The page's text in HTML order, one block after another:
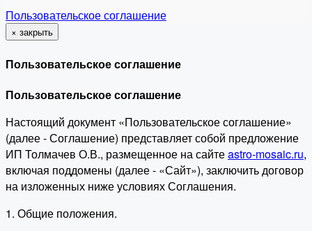
Пользовательское соглашение
× закрыть
Пользовательское соглашение
Пользовательское соглашение
Настоящий документ «Пользовательское соглашение»
(далее - Соглашение) представляет собой предложение
ИП Толмачев О.В., размещенное на сайтеastro-mosaic.ru,
включая поддомены (далее - «Сайт»), заключить договор
на изложенных ниже условиях Соглашения.
1. Общие положения.